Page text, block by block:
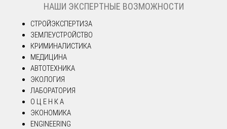
НАШИ ЭКСПЕРТНЫЕ ВОЗМОЖНОСТИ
СТРОЙЭКСПЕРТИЗА
ЗЕМЛЕУСТРОЙСТВО
КРИМИНАЛИСТИКА
МЕДИЦИНА
АВТОТЕХНИКА
ЭКОЛОГИЯ
ЛАБОРАТОРИЯ
О Ц Е Н К А
ЭКОНОМИКА
ENGINEERING